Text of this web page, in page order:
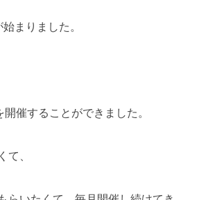
まりました。
催することができました。
、